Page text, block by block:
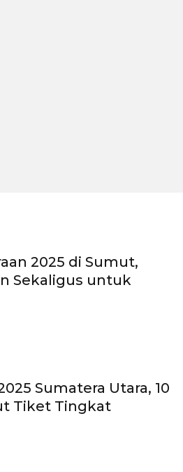
2025 di Sumut,
Sekaligus untuk
Sumatera Utara, 10
Tiket Tingkat